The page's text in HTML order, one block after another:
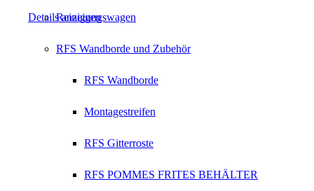
Reinigungswagen
RFS Wandborde und Zubehör
RFS Wandborde
Montagestreifen
RFS Gitterroste
RFS POMMES FRITES BEHÄLTER
Details anzeigen